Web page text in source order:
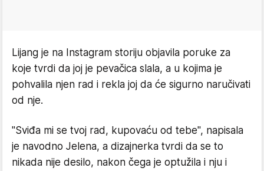
Lijang je na Instagram storiju objavila poruke za
koje tvrdi da joj je pevačica slala, a u kojima je
pohvalila njen rad i rekla joj da će sigurno naručivati
od nje.
"Sviđa mi se tvoj rad, kupovaću od tebe", napisala
je navodno Jelena, a dizajnerka tvrdi da se to
nikada nije desilo, nakon čega je optužila i nju i